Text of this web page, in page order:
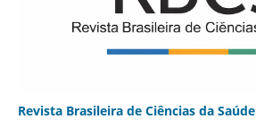
Revista Brasileira de Ciências da Saúde